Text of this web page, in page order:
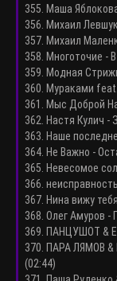
355. Маша
356. Михаил
357. Михаил
358. Многоточие -
359. Модная
360. Мураками
361. Мыс Доброй
362. Настя Кулич -
363. Наше
364. Не Важно -
365. Невесомое
366.
367. Нина вижу
368. Олег Амуров -
369. ПАНЦУШОТ &
370. ПАРА ЛЯМОВ &
(02:44)